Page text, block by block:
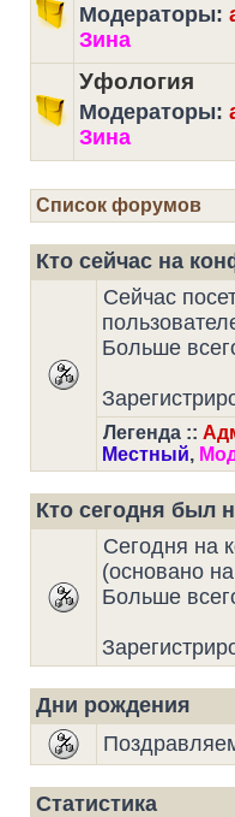
Модераторы:
Зина
Уфология
Модераторы:
Зина
Список форумов
Кто сейчас на
Сейчас
Больше
Легенда ::
Местный,
Кто сегодня был
Сегодня на
(основано
Больше
Дни рождения
Статистика